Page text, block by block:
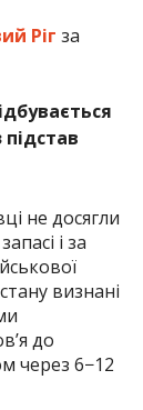
Ріг за
не досягли
і за
визнані
до
через 6−12